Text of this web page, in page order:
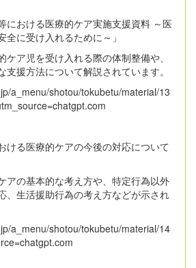
における医療的ケア実施支援資料 ～医
に受け入れるために～」
ア児を受け入れる際の体制整備や、
援方法について解説されています。
a_menu/shotou/tokubetu/material/13
ける医療的ケアの今後の対応について
アの基本的な考え方や、特定行為以外
、生活援助行為の考え方などが示され
a_menu/shotou/tokubetu/material/14